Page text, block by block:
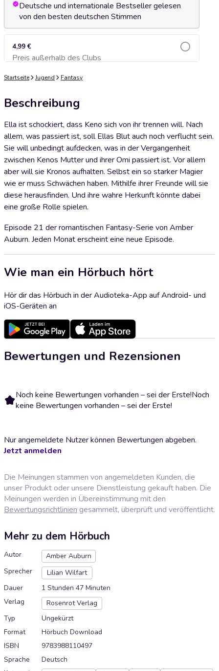
Deutsche und internationale Bestseller gelesen
von den besten deutschen Stimmen
4,99 €
Preis außerhalb des ClubsZum Warenkorb hinzufügen
Startseite Jugend Fantasy
Beschreibung
Ella ist schockiert, dass Keno sich von ihr trennen will. Nach
allem, was passiert ist, soll Ellas Blut auch noch verflucht sein.
Sie will unbedingt aufdecken, was in der Vergangenheit
zwischen Kenos Mutter und ihrer Omi passiert ist. Vor allem
aber will sie Kronos aufhalten. Selbst ein so starker Magier
wie er muss Schwächen haben. Mithilfe ihrer Freunde will sie
diese herausfinden. Und ihre wahre Herkunft könnte dabei
eine große Rolle spielen.
Episode 21 der romantischen Fantasy-Serie von Amber
Auburn. Jeden Monat erscheint eine neue Episode.
Wie man ein Hörbuch hört
Hör dir das Hörbuch in der Audioteka-App auf Android- und
iOS-Geräten an
Bewertungen und Rezensionen
Noch keine Bewertungen vorhanden – sei der Erste!Noch
keine Bewertungen vorhanden – sei der Erste!
Nur angemeldete Nutzer können Bewertungen abgeben.
Jetzt anmelden
Die Meinungen stammen von angemeldeten Kunden, die
unser Produkt oder unsere Dienstleistung gekauft haben. Die
Meinungen werden in Übereinstimmung mit den
Bewertungsrichtlinien gesammelt, überprüft und veröffentlicht.
Mehr zu dem Hörbuch
Autor
Amber Auburn
Sprecher
Lilian Wilfart
Dauer
1 Stunden 47 Minuten
Verlag
Rosenrot Verlag
Typ
Ungekürzt
Format
Hörbuch Download
ISBN
9783988110497
Sprache
Deutsch